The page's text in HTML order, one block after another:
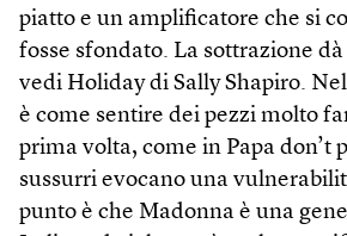
piatto e un amplificatore che si
fosse sfondato. La sottrazione
vedi Holiday di Sally Shapiro.
è come sentire dei pezzi molto
prima volta, come in Papa don’t
sussurri evocano una
punto è che Madonna è una